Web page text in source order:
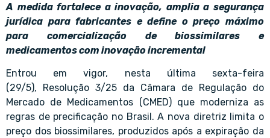
A medida fortalece a inovação, amplia a segurança
jurídica para fabricantes e define o preço máximo
para comercialização de biossimilares e
medicamentos com inovação incremental
Entrou em vigor, nesta última sexta-feira
(29/5), Resolução 3/25 da Câmara de Regulação do
Mercado de Medicamentos (CMED) que moderniza as
regras de precificação no Brasil. A nova diretriz limita o
preço dos biossimilares, produzidos após a expiração da